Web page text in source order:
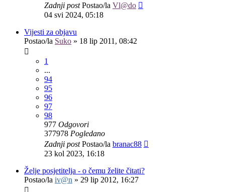
Zadnji postPostao/la Vl@do
04 svi 2024, 05:18
Vijesti za objavu
Postao/la Suko » 18 lip 2011, 08:42
1
...
94
95
96
97
98
977 Odgovori
377978 Pogledano
Zadnji postPostao/la branac88
23 kol 2023, 16:18
Želje posjetitelja - o čemu želite čitati?
Postao/la iv@n » 29 lip 2012, 16:27